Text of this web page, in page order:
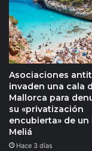
Asociaciones
invaden una cala
Mallorca para
su «privatización
encubierta» de un
Meliá
Hace 3 días